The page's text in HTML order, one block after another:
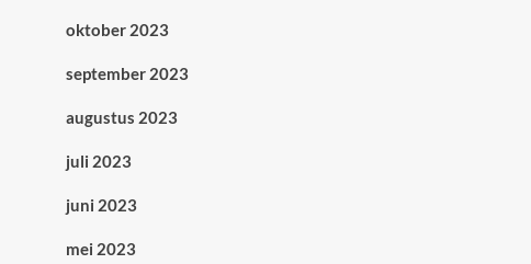
oktober 2023
september 2023
augustus 2023
juli 2023
juni 2023
mei 2023